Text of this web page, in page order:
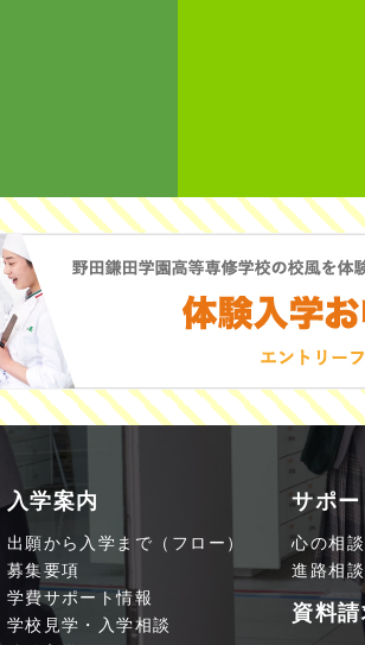
入学案内
出願から入学まで（フロー）
募集要項
学費サポート情報
学校見学・入学相談
サポー
心の相
進路相談
資料